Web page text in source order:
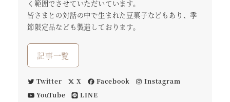
く範囲でさせていただいています。
皆さまとの対話の中で生まれた豆菓子などもあり、季
節限定品なども製造しております。
記事一覧
Twitter X Facebook
Instagram
YouTube
LINE